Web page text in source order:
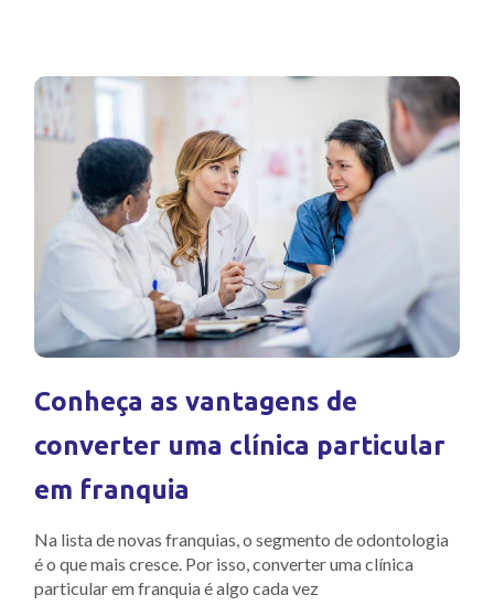
Conheça as vantagens de
converter uma clínica particular
em franquia
Na lista de novas franquias, o segmento de odontologia
é o que mais cresce. Por isso, converter uma clínica
particular em franquia é algo cada vez